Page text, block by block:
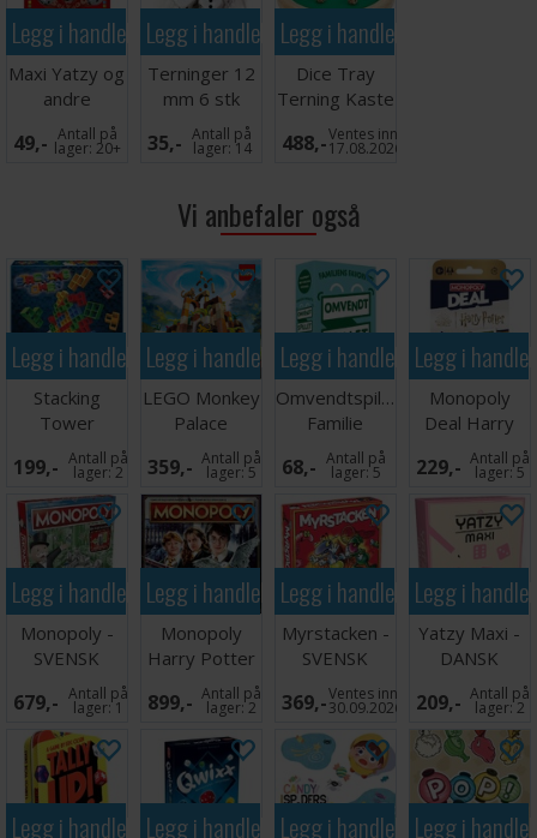
Legg i handlekurven
Maxi Yatzy og
andre
terningspill
Norsk
49,- Antall på
lager:20+
Legg i handlekurven
Terninger 12
mm 6 stk
35,- Antall på
lager: 14
Legg i handlekurven
Dice Tray
Terning Kaste
Brett 40cm
488,-Ventes inn
17.08.2026
Vi anbefaler også
Legg i handlekurven
Stacking
Tower
Brettspill
199,- Antall på
lager:2
Legg i handlekurven
LEGO Monkey
Palace
Brettspill
359,- Antall på
lager:5
Legg i handlekurven
Omvendtspillet
Familie
Partyspill
68,- Antall på
lager:5
Legg i
Monopoly
Deal Harry
Potter -
SVENSK
229,- Antall på
lager:5
Legg i handlekurven
Monopoly -
SVENSK
679,- Antall på
lager:1
Legg i handlekurven
Monopoly
Harry Potter
- SVENSK
899,- Antall på
lager:2
Legg i handlekurven
Myrstacken -
SVENSK
369,-Ventes inn
30.09.2026
Legg i
Yatzy Maxi -
DANSK
209,- Antall på
lager:2
Legg i handlekurvenLegg i handlekurvenLegg i handlekurven
Legg i